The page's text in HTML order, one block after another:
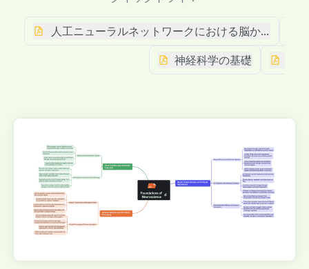
人工ニューラルネットワークにおける脳から学ん
神経科学の基礎